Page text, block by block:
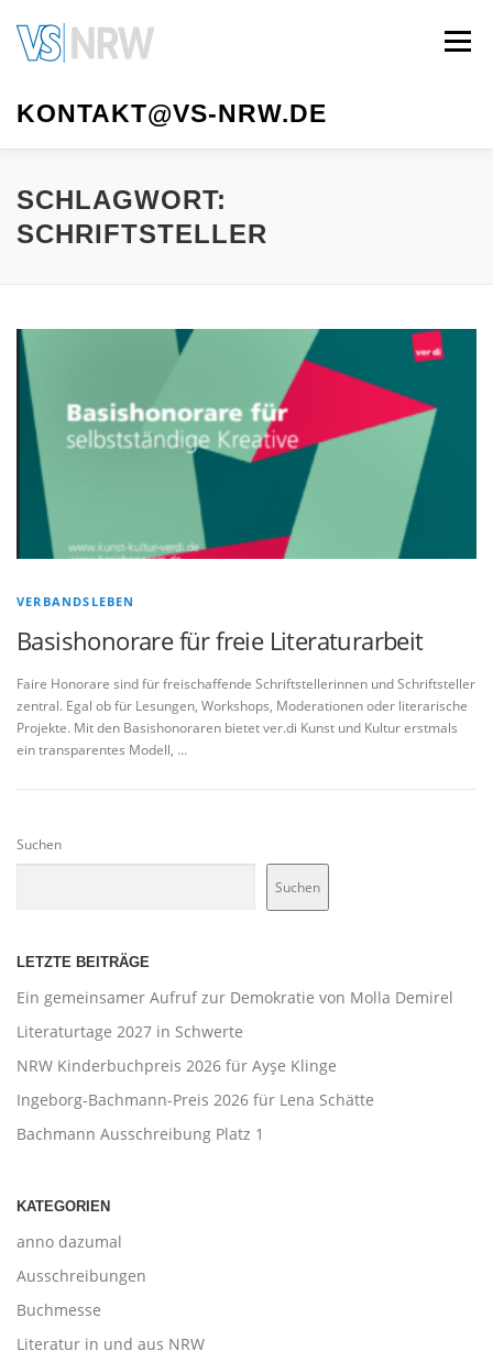
Inhalt
springen
KONTAKT@VS-NRW.DE
Menü
VS NRW MITGLIED WERDEN
SCHLAGWORT:
SCHRIFTSTELLER
VERBANDSLEBEN
Basishonorare für freie Literaturarbeit
Faire Honorare sind für freischaffende Schriftstellerinnen und Schriftsteller
zentral. Egal ob für Lesungen, Workshops, Moderationen oder literarische
Projekte. Mit den Basishonoraren bietet ver.di Kunst und Kultur erstmals
ein transparentes Modell, …
Suchen
Suchen
LETZTE BEITRÄGE
Ein gemeinsamer Aufruf zur Demokratie von Molla Demirel
Literaturtage 2027 in Schwerte
NRW Kinderbuchpreis 2026 für Ayşe Klinge
Ingeborg-Bachmann-Preis 2026 für Lena Schätte
Bachmann Ausschreibung Platz 1
KATEGORIEN
anno dazumal
Ausschreibungen
Buchmesse
Literatur in und aus NRW